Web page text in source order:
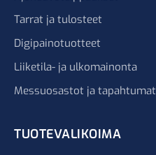
Tarrat ja tulosteet
Digipainotuotteet
Liiketila- ja ulkomainonta
Messuosastot ja tapahtumat
TUOTEVALIKOIMA